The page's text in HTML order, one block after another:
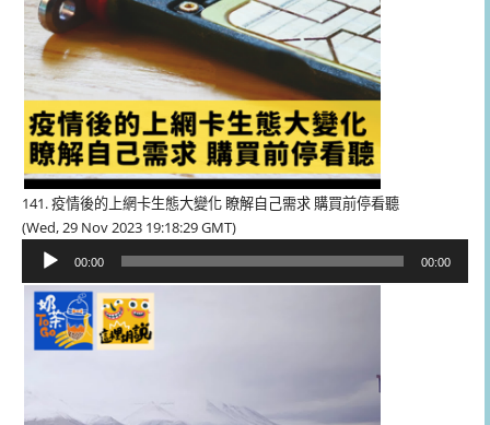
141. 疫情後的上網卡生態大變化 瞭解自己需求 購買前停看聽
(Wed, 29 Nov 2023 19:18:29 GMT)
播
器
00:00 00:00